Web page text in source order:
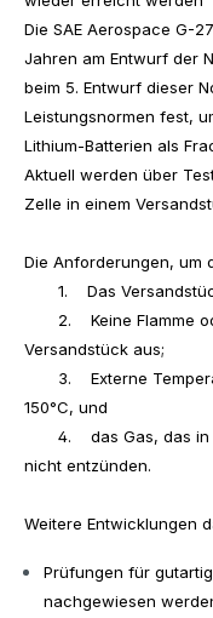
Die SAE Aerospace G-
Jahren am Entwurf der
beim 5. Entwurf dieser
Leistungsnormen fest,
Lithium-Batterien als
Aktuell werden über
Zelle in einem
Die Anforderungen, um
1. Das
2. Keine Flamme
Versandstück aus;
3. Externe
150°C, und
4. das Gas, das in
nicht entzünden.
Weitere Entwicklungen
Prüfungen für
nachgewiesen